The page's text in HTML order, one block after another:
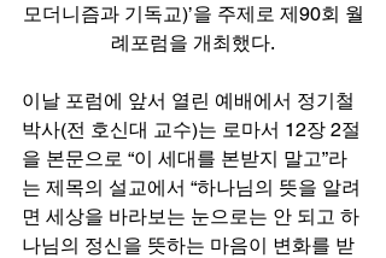
모더니즘과 기독교)’을 주제로 제90회 월
례포럼을 개최했다.
이날 포럼에 앞서 열린 예배에서 정기철
박사(전 호신대 교수)는 로마서 12장 2절
을 본문으로 “이 세대를 본받지 말고”라
는 제목의 설교에서 “하나님의 뜻을 알려
면 세상을 바라보는 눈으로는 안 되고 하
나님의 정신을 뜻하는 마음이 변화를 받